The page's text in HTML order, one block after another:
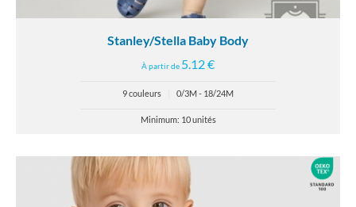
Stanley/Stella Baby Body
À partir de 5.12 €
9 couleurs 0/3M - 18/24M
Minimum: 10 unités